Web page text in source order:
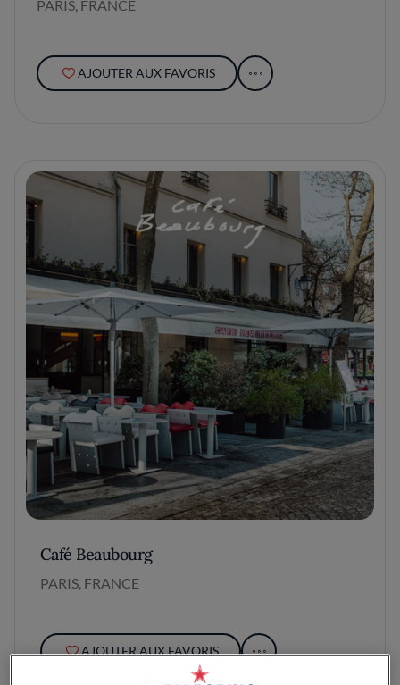
PARIS, FRANCE
AJOUTER AUX FAVORIS
Café Beaubourg
PARIS, FRANCE
AJOUTER AUX FAVORIS